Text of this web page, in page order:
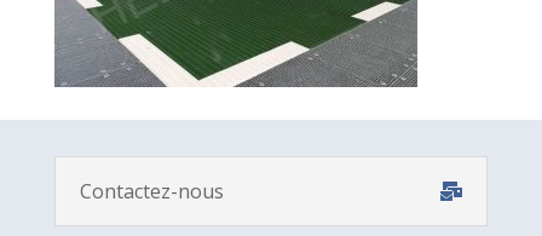
Contactez-nous